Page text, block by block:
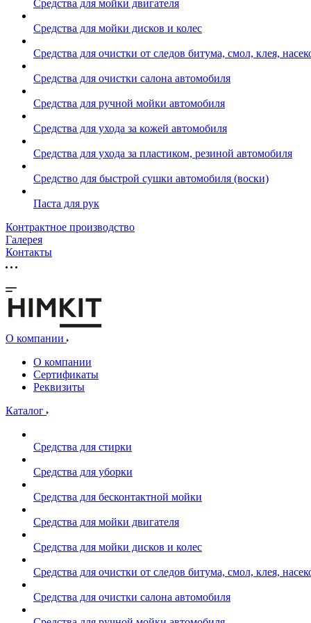
Средства для мойки двигателя
Средства для мойки дисков и колес
Средства для очистки от следов битума, смол, клея,
Средства для очистки салона автомобиля
Средства для ручной мойки автомобиля
Средства для ухода за кожей автомобиля
Средства для ухода за пластиком, резиной автомобиля
Средство для быстрой сушки автомобиля (воски)
Паста для рук
Контрактное производство
Галерея
Контакты
О компании
О компании
Сертификаты
Реквизиты
Каталог
Средства для стирки
Средства для уборки
Средства для бесконтактной мойки
Средства для мойки двигателя
Средства для мойки дисков и колес
Средства для очистки от следов битума, смол, клея,
Средства для очистки салона автомобиля